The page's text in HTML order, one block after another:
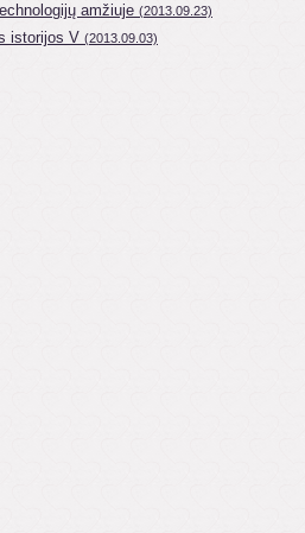
amžiuje (2013.09.23)
istorijos V (2013.09.03)